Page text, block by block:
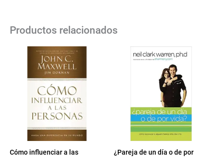
Productos relacionados
Cómo influenciar a las
¿Pareja de un día o de por